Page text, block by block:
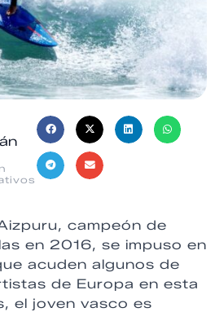
campeón de
en 2016, se impuso en
acuden algunos de
de Europa en esta
el joven vasco es